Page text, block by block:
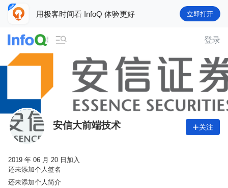
用极客时间看 InfoQ 体验更好 立即打开
 登录
安信大前端技术 关注
2019 年 06 月 20 日加入
还未添加个人签名
还未添加个人简介